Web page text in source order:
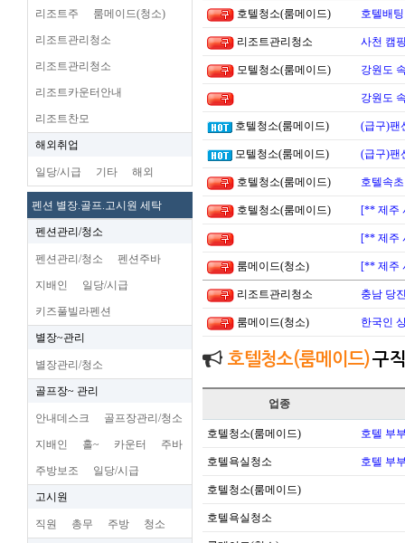
리조트주 룸메이드(청소)
리조트관리청소
리조트관리청소
리조트카운터안내
리조트찬모
해외취업
일당/시급 기타 해외
펜션 별장.골프.고시원 세탁
펜션관리/청소
펜션관리/청소 펜션주바
지배인 일당/시급
키즈풀빌라펜션
별장~관리
별장관리/청소
골프장~ 관리
안내데스크 골프장관리/청소
지배인 홀~ 카운터 주바
주방보조 일당/시급
고시원
직원 총무 주방 청소
호텔청소(룸메이드) 호텔배
리조트관리청소 사천 캠
모텔청소(룸메이드) 강원도
강원도
호텔청소(룸메이드) (급구)팬
모텔청소(룸메이드) (급구)팬
호텔청소(룸메이드) 호텔속
호텔청소(룸메이드) [** 제주
[** 제주
룸메이드(청소) [** 제주
리조트관리청소 충남 당
룸메이드(청소) 한국인
호텔청소(룸메이드)구
업종
호텔청소(룸메이드) 호텔 부
호텔욕실청소 호텔 부
호텔청소(룸메이드)
호텔욕실청소